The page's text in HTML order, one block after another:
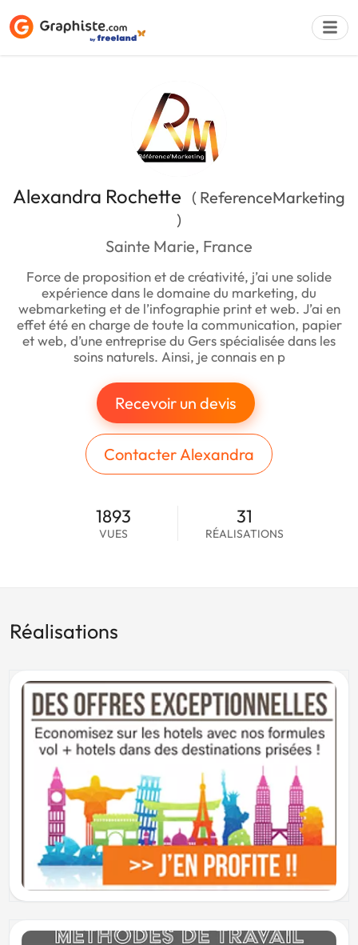
Alexandra Rochette ( ReferenceMarketing
)
Sainte Marie, France
Force de proposition et de créativité, j’ai une solide
expérience dans le domaine du marketing, du
webmarketing et de l’infographie print et web. J’ai en
effet été en charge de toute la communication, papier
et web, d’une entreprise du Gers spécialisée dans les
soins naturels. Ainsi, je connais en p
Recevoir un devis
Contacter Alexandra
1893
VUES
31
RÉALISATIONS
Réalisations